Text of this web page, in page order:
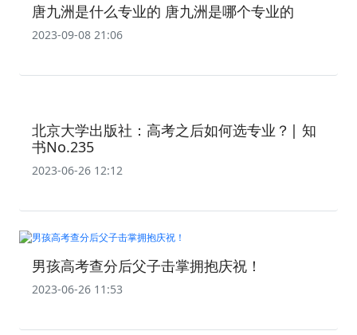
唐九洲是什么专业的 唐九洲是哪个专业的
2023-09-08 21:06
北京大学出版社：高考之后如何选专业？| 知
书No.235
2023-06-26 12:12
男孩高考查分后父子击掌拥抱庆祝！
2023-06-26 11:53